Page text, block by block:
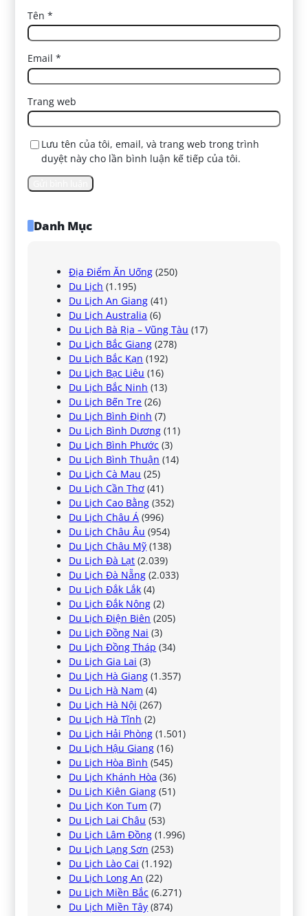
Tên*
Email*
Trang web
Lưu tên của tôi, email, và trang web trong trình
duyệt này cho lần bình luận kế tiếp của tôi.
Danh Mục
Địa Điểm Ăn Uống (250)
Du Lịch (1.195)
Du Lịch An Giang (41)
Du Lịch Australia (6)
Du Lịch Bà Rịa – Vũng Tàu (17)
Du Lịch Bắc Giang (278)
Du Lịch Bắc Kạn (192)
Du Lịch Bạc Liêu (16)
Du Lịch Bắc Ninh (13)
Du Lịch Bến Tre (26)
Du Lịch Bình Định (7)
Du Lịch Bình Dương (11)
Du Lịch Bình Phước (3)
Du Lịch Bình Thuận (14)
Du Lịch Cà Mau (25)
Du Lịch Cần Thơ (41)
Du Lịch Cao Bằng (352)
Du Lịch Châu Á (996)
Du Lịch Châu Âu (954)
Du Lịch Châu Mỹ (138)
Du Lịch Đà Lạt (2.039)
Du Lịch Đà Nẵng (2.033)
Du Lịch Đắk Lắk (4)
Du Lịch Đắk Nông (2)
Du Lịch Điện Biên (205)
Du Lịch Đồng Nai (3)
Du Lịch Đồng Tháp (34)
Du Lịch Gia Lai (3)
Du Lịch Hà Giang (1.357)
Du Lịch Hà Nam (4)
Du Lịch Hà Nội (267)
Du Lịch Hà Tĩnh (2)
Du Lịch Hải Phòng (1.501)
Du Lịch Hậu Giang (16)
Du Lịch Hòa Bình (545)
Du Lịch Khánh Hòa (36)
Du Lịch Kiên Giang (51)
Du Lịch Kon Tum (7)
Du Lịch Lai Châu (53)
Du Lịch Lâm Đồng (1.996)
Du Lịch Lạng Sơn (253)
Du Lịch Lào Cai (1.192)
Du Lịch Long An (22)
Du Lịch Miền Bắc (6.271)
Du Lịch Miền Tây (874)